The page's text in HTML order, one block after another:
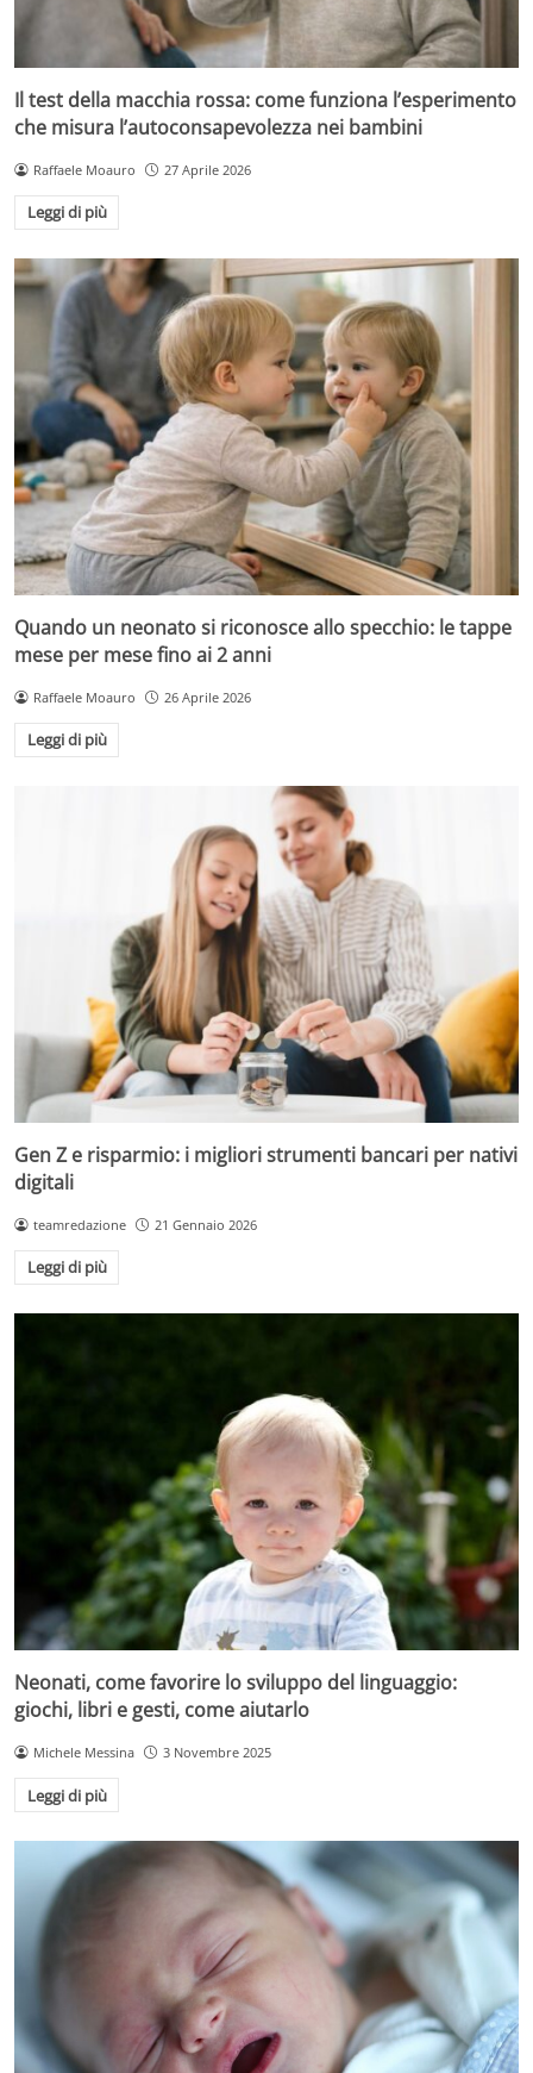
Il test della macchia rossa: come funziona l’esperimento
che misura l’autoconsapevolezza nei bambini
Raffaele Moauro 27 Aprile 2026
Leggi di più
Quando un neonato si riconosce allo specchio: le tappe
mese per mese fino ai 2 anni
Raffaele Moauro 26 Aprile 2026
Leggi di più
Gen Z e risparmio: i migliori strumenti bancari per nativi
digitali
teamredazione 21 Gennaio 2026
Leggi di più
Neonati, come favorire lo sviluppo del linguaggio:
giochi, libri e gesti, come aiutarlo
Michele Messina 3 Novembre 2025
Leggi di più